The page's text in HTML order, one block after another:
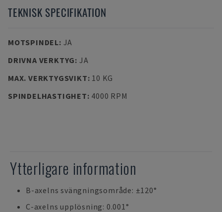
TEKNISK SPECIFIKATION
MOTSPINDEL: JA
DRIVNA VERKTYG: JA
MAX. VERKTYGSVIKT: 10 KG
SPINDELHASTIGHET: 4000 RPM
Ytterligare information
B-axelns svängningsområde: ±120°
C-axelns upplösning: 0.001°